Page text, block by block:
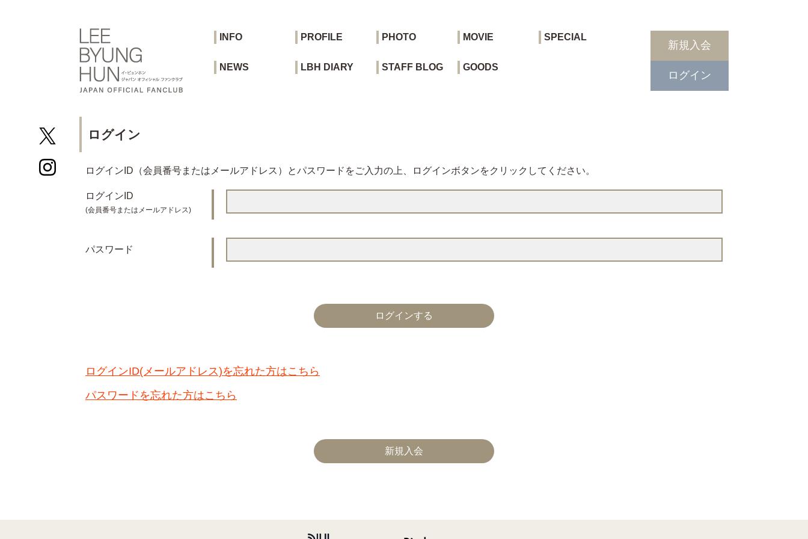
INFO PROFILE PHOTO MOVIE SPECIAL
NEWS LBH DIARY STAFF BLOG GOODS
新規入会
ログイン
ログイン
ログインID（会員番号またはメールアドレス）とパスワードをご入力の上、ログインボタンをクリックしてください。
ログインID
(会員番号またはメールアドレス)
パスワード
ログインID(メールアドレス)を忘れた方はこちら
パスワードを忘れた方はこちら
新規入会